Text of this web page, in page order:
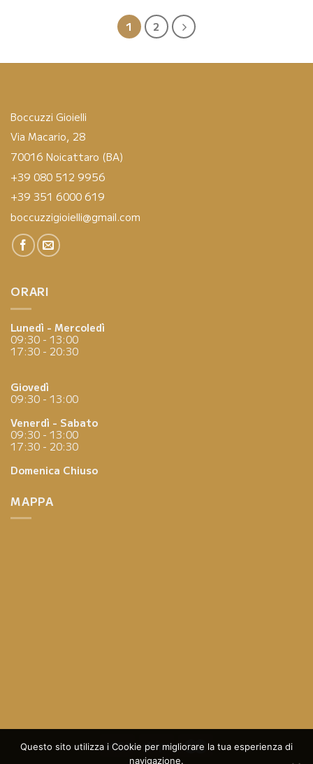
1 2
Boccuzzi Gioielli
Via Macario, 28
70016 Noicattaro (BA)
+39 080 512 9956
+39 351 6000 619
boccuzzigioielli@gmail.com
ORARI
Lunedì - Mercoledì
09:30 - 13:00
17:30 - 20:30
Giovedì
09:30 - 13:00
Venerdì - Sabato
09:30 - 13:00
17:30 - 20:30
Domenica Chiuso
MAPPA
Questo sito utilizza i Cookie per migliorare la tua esperienza di
navigazione.